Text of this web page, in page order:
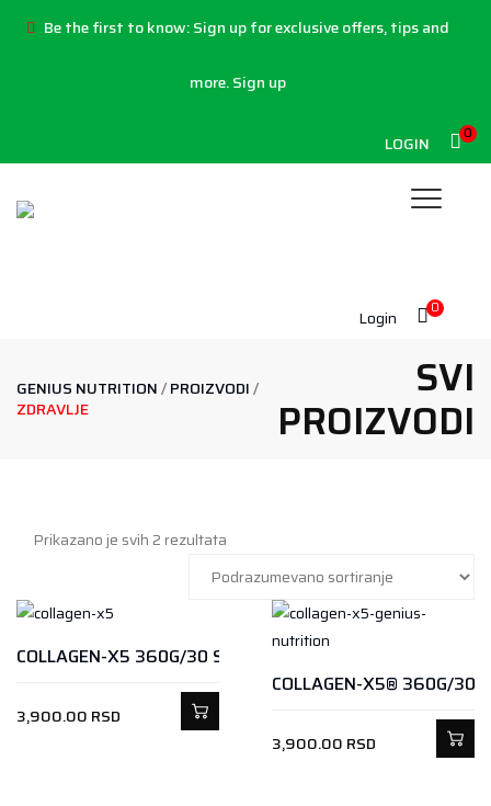
Be the first to know:Sign up for exclusive offers, tips and
more.Sign up
0
LOGIN
0
Login
GENIUS NUTRITION/PROIZVODI/
ZDRAVLJE
SVI
PROIZVODI
Prikazano je svih 2 rezultata
3,900.00 RSD
3,900.00 RSD